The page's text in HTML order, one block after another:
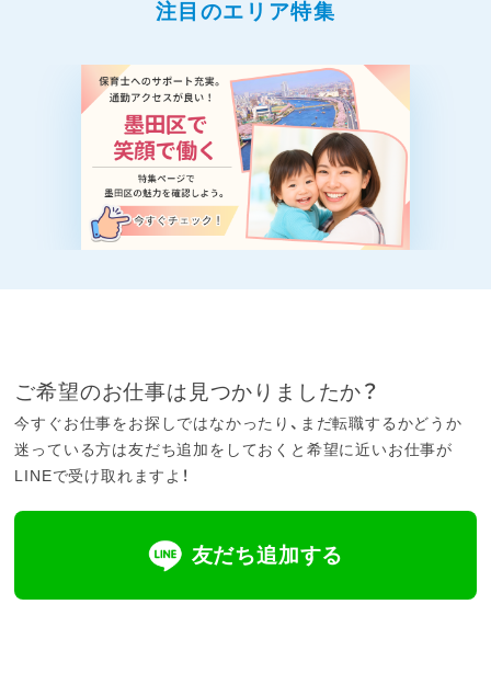
注目のエリア特集
ご希望のお仕事は見つかりましたか？
今すぐお仕事をお探しではなかったり、まだ転職するかどうか
迷っている方は友だち追加をしておくと希望に近いお仕事が
LINEで受け取れますよ！
友だち追加する